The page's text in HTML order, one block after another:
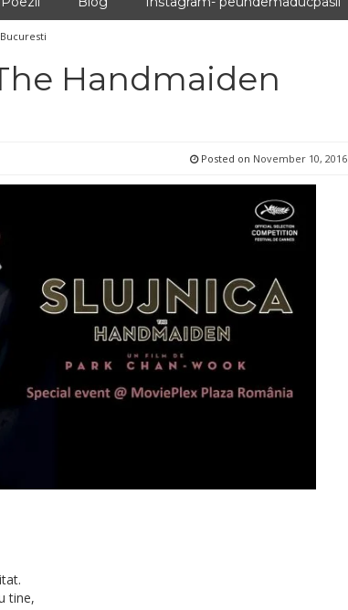
Handmaiden
Posted on November 10, 2016
tine,